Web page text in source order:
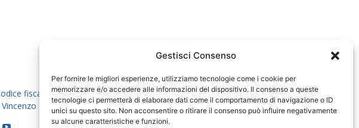
Gestisci Consenso
Per fornire le migliori esperienze, utilizziamo tecnologie come i cookie per
memorizzare e/o accedere alle informazioni del dispositivo. Il consenso a queste
tecnologie ci permetterà di elaborare dati come il comportamento di navigazione o ID
unici su questo sito. Non acconsentire o ritirare il consenso può influire negativamente
su alcune caratteristiche e funzioni.
fiscale 80069130583
D'Anna